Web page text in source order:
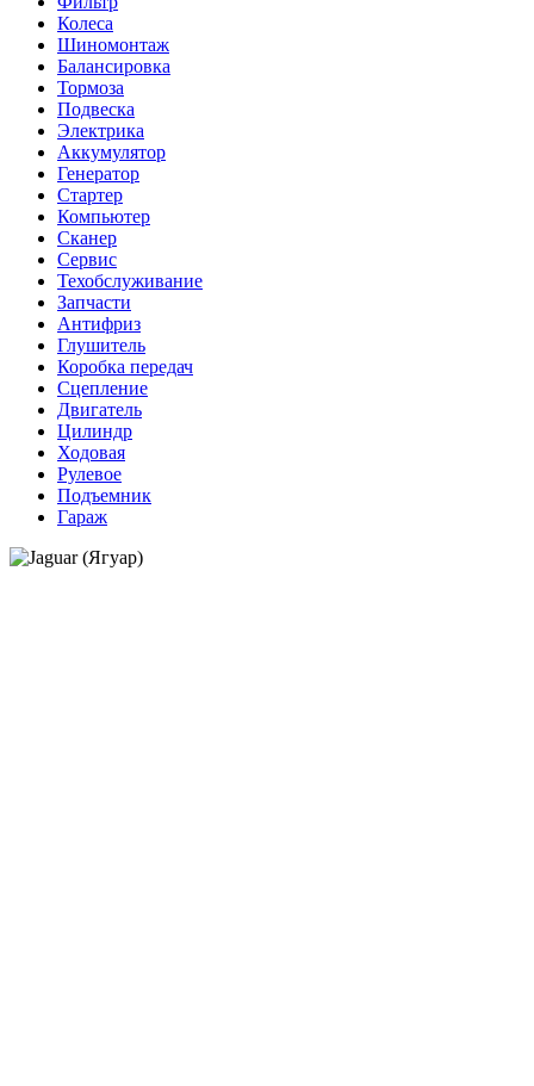
Колеса
Шиномонтаж
Балансировка
Тормоза
Подвеска
Электрика
Аккумулятор
Генератор
Стартер
Компьютер
Сканер
Сервис
Техобслуживание
Запчасти
Антифриз
Глушитель
Коробка передач
Сцепление
Двигатель
Цилиндр
Ходовая
Рулевое
Подъемник
Гараж